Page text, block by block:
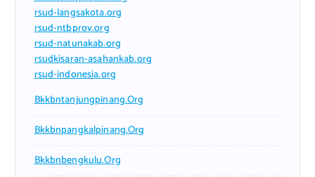
rsud-langsakota.org
rsud-ntbprov.org
rsud-natunakab.org
rsudkisaran-asahankab.org
rsud-indonesia.org
Bkkbntanjungpinang.org
Bkkbnpangkalpinang.org
Bkkbnbengkulu.org